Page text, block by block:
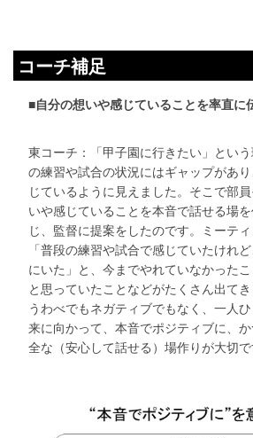
コーチ補足
■自分の想いや感じていることを率直に
東コーチ：「甲子園に行きたい」とい
の練習や試合の状況にはギャップがあ
じているように見えました。そこで部
いや感じていることを本音で話せる場
じ、監督に提案をしたのです。ミーテ
「普段の練習や試合で感じていたけれ
にいた」と、今までやれていなかった
と思っていたことなどがたくさん出てき
うわべでもネガティブでもなく、一人
来に向かって、本音でポジティブに、
全な（安心して話せる）場作りが大切で